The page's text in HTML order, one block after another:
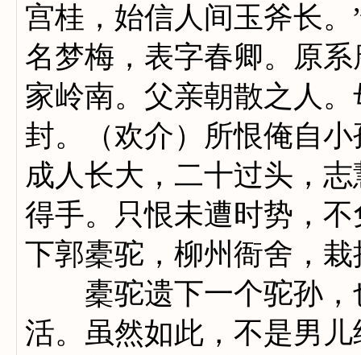
宫桂，始信人间玉斧长。
名梦梅，表字春卿。原
家岭南。父亲朝散之人
封。（欢介）所恨俺自
成人长大，二十过头，
得手。只恨未遭时势，
下郭橐驼，柳州衙舍，
橐驼遗下一个驼孙，
活。虽然如此，不是男